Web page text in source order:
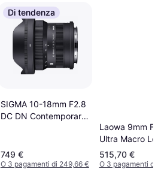
Di tendenza
SIGMA 10-18mm F2.8
DC DN Contemporary
749 €
O 3 pagamenti di 249,66 €
Laowa 9mm
Ultra Macro
Canon RF
515,70 €
O 3 pagamenti di